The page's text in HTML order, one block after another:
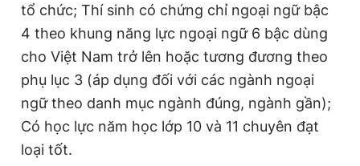
tổ chức; Thí sinh có chứng chỉ ngoại ngữ bậc
4 theo khung năng lực ngoại ngữ 6 bậc dùng
cho Việt Nam trở lên hoặc tương đương theo
phụ lục 3 (áp dụng đối với các ngành ngoại
ngữ theo danh mục ngành đúng, ngành gần);
Có học lực năm học lớp 10 và 11 chuyên đạt
loại tốt.